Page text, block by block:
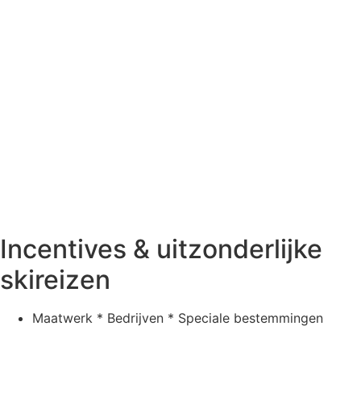
Incentives & uitzonderlijke
skireizen
Maatwerk * Bedrijven * Speciale bestemmingen